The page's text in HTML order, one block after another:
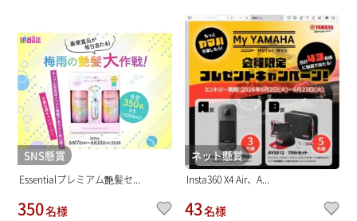
SNS懸賞
Essentialプレミアム艶髪セ...
350名様
ネット懸賞
Insta360 X4 Air、A...
43名様